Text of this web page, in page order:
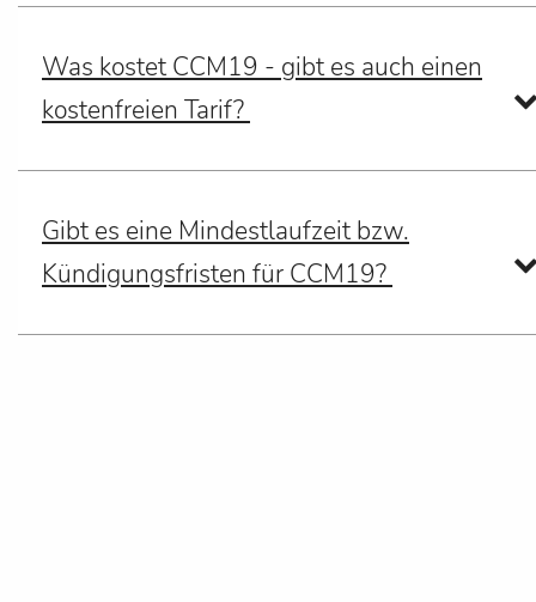
Was kostet CCM19 - gibt es auch einen
kostenfreien Tarif?
Gibt es eine Mindestlaufzeit bzw.
Kündigungsfristen für CCM19?